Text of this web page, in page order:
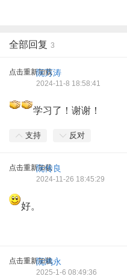
全部回复 3
点击重新加载
阮万涛
2024-11-8 18:58:41
学习了！谢谢！
支持 反对
点击重新加载
阮传良
2024-11-26 18:45:29
好。
点击重新加载
阮鸿永
2025-1-6 08:49:36